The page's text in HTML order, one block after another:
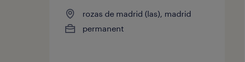
rozas de madrid (las), madrid
permanent